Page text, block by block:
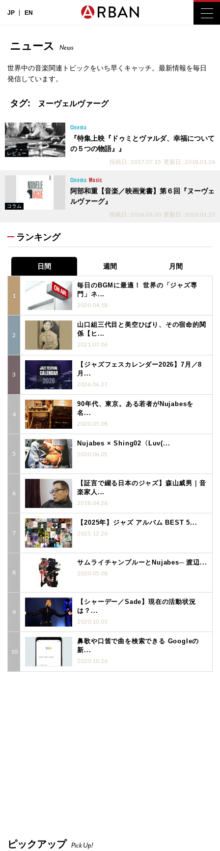
JP EN
ニュース News
世界中の音楽関連トピックをいち早くキャッチ。最新情報を毎日
発信しています。
タグ: ヌーヴェルヴァーグ
レビュー
Cinema
『特集上映『ドゥミとヴァルダ、幸福について
の５つの物語』』
投稿日 : 2017.07.15 更新日 : 2018.01.26
コラム
Cinema Music
阿部和重【音楽／映画覚書】第６回『ヌーヴェ
ルヴァーグ』
投稿日 : 2016.03.30 更新日 : 2020.01.23
ランキング
日間 週間 月間
毎日のBGMに最適！ 世界の「ジャズ専
門」ネ...
2020.04.18
山口組三代目と美空ひばり、その宿命的関
係【ヒ...
2021.07.06
【ジャズフェスカレンダー2026】7月／8
月...
2026.06.27
90年代、東京。ある若者がNujabesを
名...
2020.05.08
Nujabes × Shing02〈Luv(...
2020.06.05
【証言で綴る日本のジャズ】森山威男｜音
楽家人...
2018.04.26
【2025年】ジャズ アルバム BEST 5...
2025.12.26
サムライチャンプルーとNujabes─ 渡辺...
2020.05.08
【シャーデー／Sade】現在の活動状況
は？...
2020.10.01
鼻歌や口笛で曲を検索できる Googleの
新...
2020.10.26
ピックアップ Pick Up!